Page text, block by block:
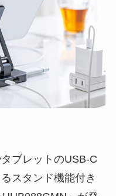
ブレットのUSB-C
スタンド機能付き